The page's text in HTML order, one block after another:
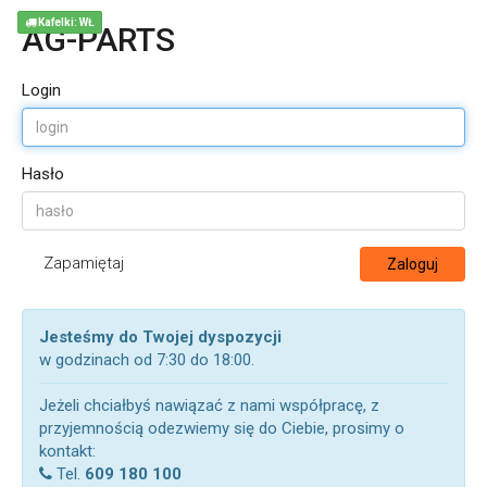
AG-PARTS
Login
Hasło
Zapamiętaj Zaloguj
Jesteśmy do Twojej dyspozycji
w godzinach od 7:30 do 18:00.
Jeżeli chciałbyś nawiązać z nami współpracę, z
przyjemnością odezwiemy się do Ciebie, prosimy o
kontakt:
Tel. 609 180 100
Kafelki: WŁ